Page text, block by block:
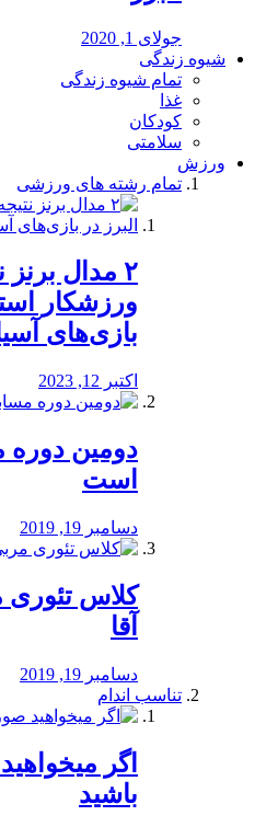
جولای 1, 2020
شیوه زندگی
تمام شیوه زندگی
غذا
کودکان
سلامتی
ورزش
تمام رشته های ورزشی
ورزشکار
بازی‌های
اکتبر 12, 2023
دومین دوره
است
دسامبر 19, 2019
آقا
دسامبر 19, 2019
تناسب اندام
اگر
باشید